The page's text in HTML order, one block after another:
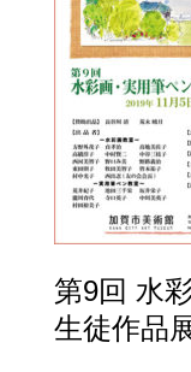
第9回 水
生徒作品